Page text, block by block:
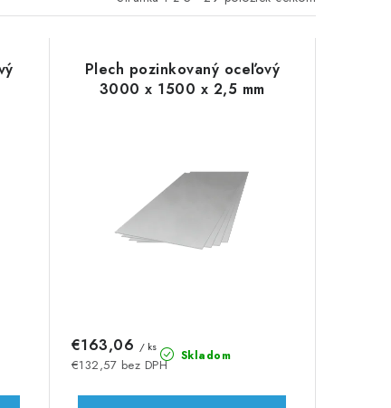
Plech pozinkovaný oceľový
3000 x 1500 x 2,5 mm
Skladom
€132,57 bez DPH
€163,06 / ks